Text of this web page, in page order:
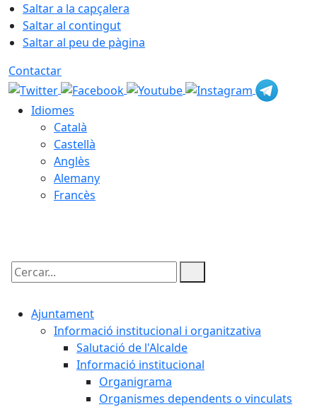
Saltar a la capçalera
Saltar al contingut
Saltar al peu de pàgina
Contactar
Idiomes
Català
Castellà
Anglès
Alemany
Francès
Cercar:
Ajuntament
Informació institucional i organitzativa
Salutació de l'Alcalde
Informació institucional
Organigrama
Organismes dependents o vinculats